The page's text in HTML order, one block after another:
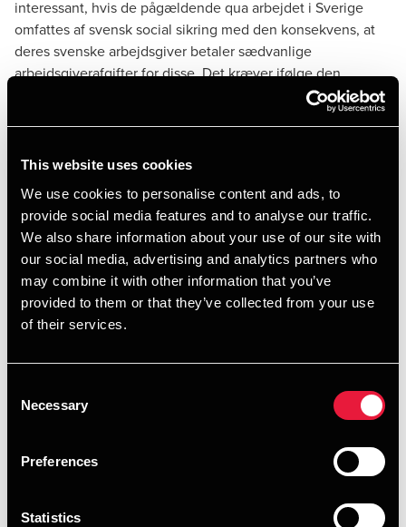
This website uses cookies
We use cookies to personalise content and ads, to
provide social media features and to analyse our traffic.
We also share information about your use of our site with
our social media, advertising and analytics partners who
may combine it with other information that you’ve
provided to them or that they’ve collected from your use
of their services.
Selection
Necessary
Preferences
Statistics
interessant, hvis de pågældende qua arbejdet i Sverige
omfattes af svensk social sikring med den konsekvens, at
deres svenske arbejdsgiver betaler sædvanlige
arbejdsgiverafgifter for disse. Det kræver ifølge den
såkaldte Øresundsaftale, at mindst halvdelen af
arbejdstiden tilbringes i Sverige. I så fald anses hele den
nok gå ud fra, at man kun kan have to hjemmearbejdsdage
Selvom der arbejdes for en svensk arbejdsgiver og betales
svensk SINK-skat, skal der stadig udfyldes en dansk
årsopgørelse. Ved skatteberegningen i Danmark nedsættes
skatten imidlertid med den del af den danske skat, der
forholdsmæssigt kan henføres til den svenske indkomst.
Det betyder, at der skal betales skat til Danmark af
Når det gælder renteudgifter – i første række renter af
skattenedsættelsen i Danmark udregnes, ofte miste deres
hvor det mellem ægtefæller kan være interessant at